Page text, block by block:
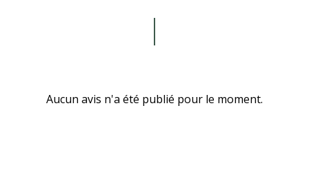
Aucun avis n'a été publié pour le moment.